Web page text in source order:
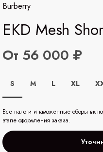
Burberry
EKD Mesh
От 56 000 ₽
S M L XL
Все налоги и таможенные сборы
этапе оформления заказа.